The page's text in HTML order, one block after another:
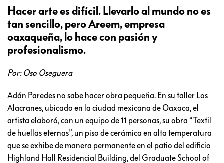
Hacer arte es difícil. Llevarlo al mundo no es
tan sencillo, pero Areem, empresa
oaxaqueña, lo hace con pasión y
profesionalismo.
Por: Oso Oseguera
Adán Paredes no sabe hacer obra pequeña. En su taller Los
Alacranes, ubicado en la ciudad mexicana de Oaxaca, el
artista elaboró, con un equipo de 11 personas, su obra “Textil
de huellas eternas”, un piso de cerámica en alta temperatura
que se exhibe de manera permanente en el patio del edificio
Highland Hall Residencial Building, del Graduate School of